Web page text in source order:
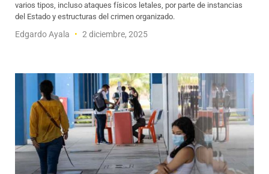
varios tipos, incluso ataques físicos letales, por parte de instancias
del Estado y estructuras del crimen organizado.
Edgardo Ayala 2 diciembre, 2025